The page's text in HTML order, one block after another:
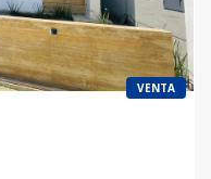
VENTA